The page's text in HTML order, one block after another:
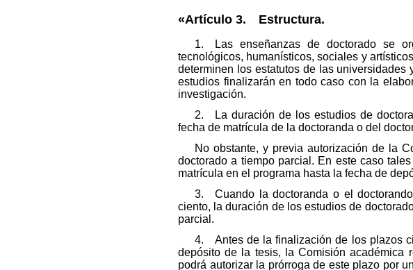
«Artículo 3. Estructura.
1. Las enseñanzas de doctorado se
tecnológicos, humanísticos, sociales y
determinen los estatutos de las
estudios finalizarán en todo caso con la
investigación.
2. La duración de los estudios de
fecha de matrícula de la doctoranda o del
No obstante, y previa autorización de la
doctorado a tiempo parcial. En este caso
matrícula en el programa hasta la fecha de
3. Cuando la doctoranda o el
ciento, la duración de los estudios de
parcial.
4. Antes de la finalización de los plazos
depósito de la tesis, la Comisión académica
podrá autorizar la prórroga de este plazo por